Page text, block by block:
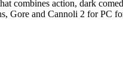
combines action, dark
Gore and Cannoli 2 for PC